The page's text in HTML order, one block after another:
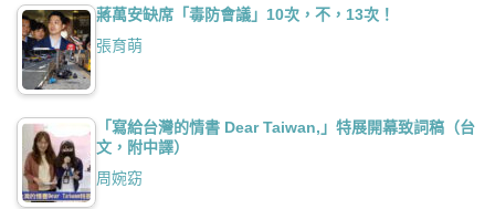
蔣萬安缺席「毒防會議」10次，不，13次！
張育萌
「寫給台灣的情書 Dear Taiwan,」特展開幕致詞稿（台
文，附中譯）
周婉窈